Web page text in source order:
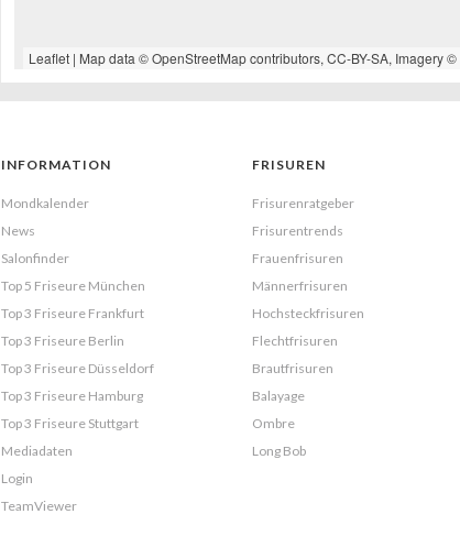
Leaflet| Map data ©OpenStreetMapcontributors, CC-BY-SA, Imagery ©
INFORMATION
Mondkalender
News
Salonfinder
Top 5 Friseure München
Top 3 Friseure Frankfurt
Top 3 Friseure Berlin
Top 3 Friseure Düsseldorf
Top 3 Friseure Hamburg
Top 3 Friseure Stuttgart
Mediadaten
Login
TeamViewer
FRISUREN
Frisurenratgeber
Frisurentrends
Frauenfrisuren
Männerfrisuren
Hochsteckfrisuren
Flechtfrisuren
Brautfrisuren
Balayage
Ombre
Long Bob